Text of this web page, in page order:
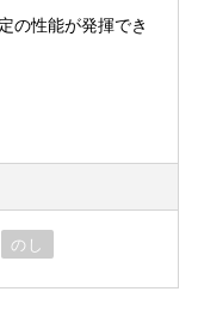
の性能が発揮でき
のし